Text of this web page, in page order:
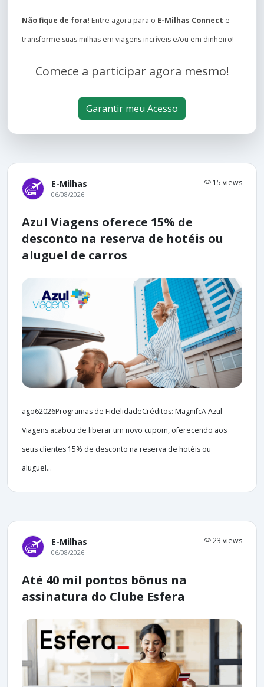
Não fique de fora! Entre agora para o E-Milhas Connect e
transforme suas milhas em viagens incríveis e/ou em dinheiro!
Comece a participar agora mesmo!
Garantir meu Acesso
E-Milhas 15 views
06/08/2026
Azul Viagens oferece 15% de
desconto na reserva de hotéis ou
aluguel de carros
ago62026Programas de FidelidadeCréditos: MagnifcA Azul
Viagens acabou de liberar um novo cupom, oferecendo aos
seus clientes 15% de desconto na reserva de hotéis ou
aluguel...
E-Milhas 23 views
06/08/2026
Até 40 mil pontos bônus na
assinatura do Clube Esfera